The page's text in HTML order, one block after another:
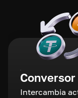
Conversor
Intercambia